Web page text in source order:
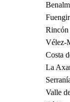
Rincón
Vélez-
Costa
La
Valle